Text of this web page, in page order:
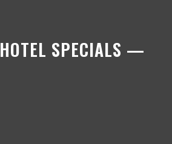
HOTEL SPECIALS —